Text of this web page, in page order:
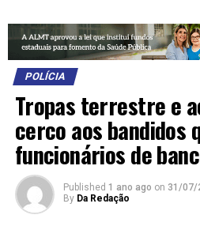
POLÍCIA
Tropas terrestre e
cerco aos bandidos
funcionários de
Published 1 ano ago on 31/07/
By Da Redação